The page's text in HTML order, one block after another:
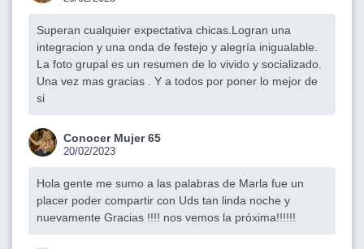
Superan cualquier expectativa chicas.Logran una
integracion y una onda de festejo y alegría inigualable.
La foto grupal es un resumen de lo vivido y socializado.
Una vez mas gracias . Y a todos por poner lo mejor de
si
Conocer Mujer 65
20/02/2023
Hola gente me sumo a las palabras de Marla fue un
placer poder compartir con Uds tan linda noche y
nuevamente Gracias !!!! nos vemos la próxima!!!!!!